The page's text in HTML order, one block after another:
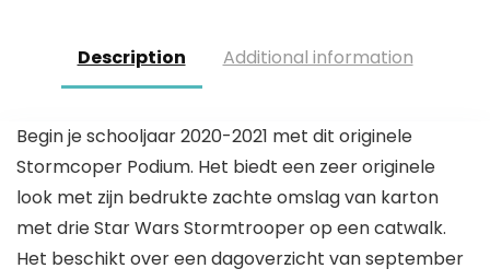
Description Additional information
Begin je schooljaar 2020-2021 met dit originele
Stormcoper Podium. Het biedt een zeer originele
look met zijn bedrukte zachte omslag van karton
met drie Star Wars Stormtrooper op een catwalk.
Het beschikt over een dagoverzicht van september